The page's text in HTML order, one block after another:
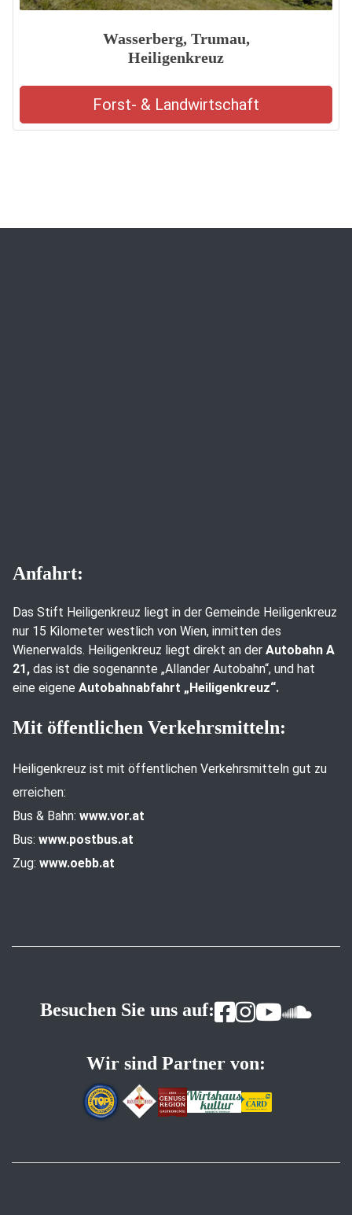
Wasserberg, Trumau,
Heiligenkreuz
Forst- & Landwirtschaft
Anfahrt:
Das Stift Heiligenkreuz liegt in der Gemeinde Heiligenkreuz
nur 15 Kilometer westlich von Wien, inmitten des
Wienerwalds. Heiligenkreuz liegt direkt an der Autobahn A
21, das ist die sogenannte „Allander Autobahn“, und hat
eine eigene Autobahnabfahrt „Heiligenkreuz“.
Mit öffentlichen Verkehrsmitteln:
Heiligenkreuz ist mit öffentlichen Verkehrsmitteln gut zu
erreichen:
Bus & Bahn: www.vor.at
Bus: www.postbus.at
Zug: www.oebb.at
Besuchen Sie uns auf:
Wir sind Partner von: